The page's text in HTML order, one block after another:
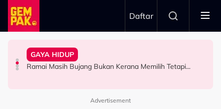
Skip to main content
Daftar
M. Nasir Pilih Aliff Aziz Jadi Mansur Sebab Pakej
Lengkap – “Dia Pelakon Kedua Paling Tampan Di
GAYA HIDUP
Ramai Masih Bujang Bukan Kerana Memilih Tetapi...
Impian Yusry Untuk Dikenali Sebagai Penyanyi Rock -
“Bila Saya Cakap Dengan Lisa Nak Buat…”
Ramai Sangka Adik-Beradik, Ali Reza Akhirnya Dedah
Hubungan Sebenar Dengan Idris Khan
Advertisement